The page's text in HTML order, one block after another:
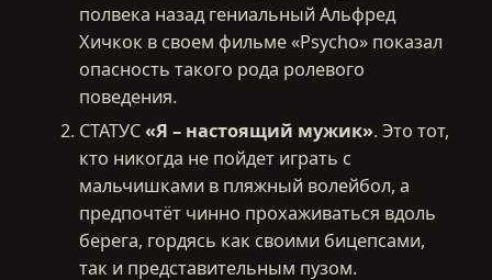
полвека назад гениальный Альфред
Хичкок в своем фильме «Psycho» показал
опасность такого рода ролевого
поведения.
СТАТУС«Я – настоящий мужик». Это тот,
кто никогда не пойдет играть с
мальчишками в пляжный волейбол, а
предпочтёт чинно прохаживаться вдоль
берега, гордясь как своими бицепсами,
так и представительным пузом.